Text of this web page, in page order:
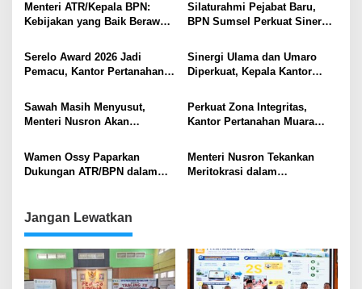
Menteri ATR/Kepala BPN:
Kebijakan yang Baik Berawal
Aspirasi Masyarakat
Silaturahmi Pejabat Baru,
BPN Sumsel Perkuat Sinergi
Serelo Award 2026 Jadi
Pemacu, Kantor Pertanahan
dan Tata Kelola Aset Negara
Sinergi Ulama dan Umaro
Diperkuat, Kepala Kantor
Hadiri Pelantikan Pengurus
MUI Kecamatan
Sawah Masih Menyusut,
Menteri Nusron Akan
Perlindungan Lahan
Pertanian
Perkuat Zona Integritas,
Kantor Pertanahan Muara
Menuju WBBM
Wamen Ossy Paparkan
Dukungan ATR/BPN dalam
Pascabencana di Sumatra
Menteri Nusron Tekankan
Meritokrasi dalam
Jangan Lewatkan